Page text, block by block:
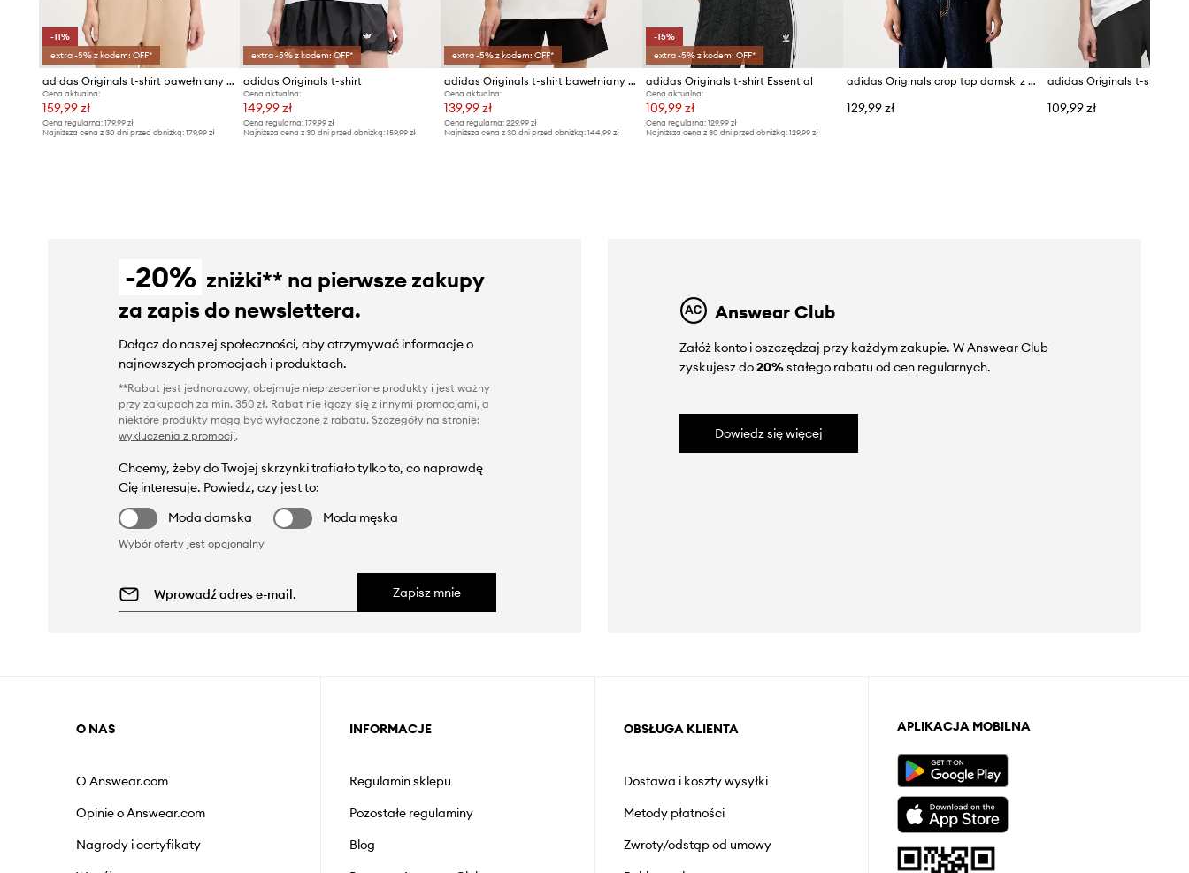
-11%
extra -5% z kodem: OFF*
adidas Originals t-shirt bawełniany Adibreak
Cena aktualna:
159,99 zł
Cena regularna: 179,99 zł
Najniższa cena z 30 dni przed obniżką: 179,99 zł
extra -5% z kodem: OFF*
adidas Originals t-shirt
Cena aktualna:
149,99 zł
Cena regularna:179,99 zł
Najniższa cena z 30 dni przed obniżką:159,99 zł
extra -5% z kodem: OFF*
adidas Originals t-shirt bawełniany Graphic Loose T
Cena aktualna:
139,99 zł
Cena regularna: 229,99 zł
Najniższa cena z 30 dni przed obniżką: 144,99 zł
-15%
extra -5% z kodem: OFF*
adidas Originals t-shirt Essential
Cena aktualna:
109,99 zł
Cena regularna: 129,99 zł
Najniższa cena z 30 dni przed obniżką: 129,99 zł
adidas Originals crop top damski z bawełną
129,99 zł 109,99 zł
-20% zniżki** na pierwsze zakupy
za zapis do newslettera.
Dołącz do naszej społeczności, aby otrzymywać informacje o
najnowszych promocjach i produktach.
**Rabat jest jednorazowy, obejmuje nieprzecenione produkty i jest ważny
przy zakupach za min. 350 zł. Rabat nie łączy się z innymi promocjami, a
niektóre produkty mogą być wyłączone z rabatu. Szczegóły na stronie:
wykluczenia z promocji.
Chcemy, żeby do Twojej skrzynki trafiało tylko to, co naprawdę
Cię interesuje. Powiedz, czy jest to:
Moda damska
Moda męska
Wybór oferty jest opcjonalny
Zapisz mnie
Answear Club
Załóż konto i oszczędzaj przy każdym zakupie. W Answear Club
zyskujesz do20%stałego rabatu od cen regularnych.
Dowiedz się więcej
O NAS
O Answear.com
Opinie o Answear.com
Nagrody i certyfikaty
INFORMACJE
Regulamin sklepu
Pozostałe regulaminy
Blog
OBSŁUGA KLIENTA
Dostawa i koszty wysyłki
Metody płatności
Zwroty/odstąp od umowy
APLIKACJA MOBILNA